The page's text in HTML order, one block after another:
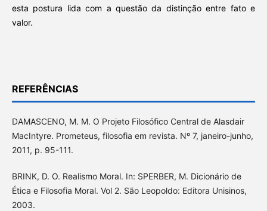
esta postura lida com a questão da distinção entre fato e
valor.
REFERÊNCIAS
DAMASCENO, M. M. O Projeto Filosófico Central de Alasdair
MacIntyre. Prometeus, filosofia em revista. Nº 7, janeiro-junho,
2011, p. 95-111.
BRINK, D. O. Realismo Moral. In: SPERBER, M. Dicionário de
Ética e Filosofia Moral. Vol 2. São Leopoldo: Editora Unisinos,
2003.